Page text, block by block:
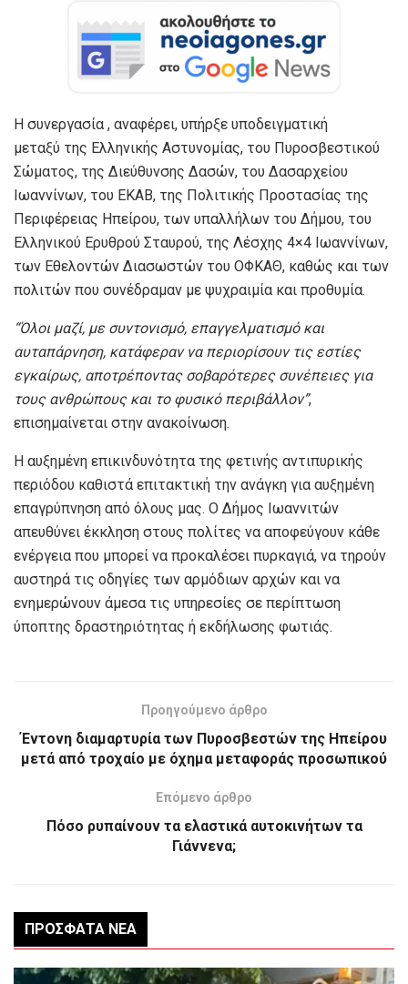
Η συνεργασία , αναφέρει, υπήρξε υποδειγματική
μεταξύ της Ελληνικής Αστυνομίας, του Πυροσβεστικού
Σώματος, της Διεύθυνσης Δασών, του Δασαρχείου
Ιωαννίνων, του ΕΚΑΒ, της Πολιτικής Προστασίας της
Περιφέρειας Ηπείρου, των υπαλλήλων του Δήμου, του
Ελληνικού Ερυθρού Σταυρού, της Λέσχης 4×4 Ιωαννίνων,
των Εθελοντών Διασωστών του ΟΦΚΑΘ, καθώς και των
πολιτών που συνέδραμαν με ψυχραιμία και προθυμία.
“Όλοι μαζί, με συντονισμό, επαγγελματισμό και
αυταπάρνηση, κατάφεραν να περιορίσουν τις εστίες
εγκαίρως, αποτρέποντας σοβαρότερες συνέπειες για
τους ανθρώπους και το φυσικό περιβάλλον”,
επισημαίνεται στην ανακοίνωση.
Η αυξημένη επικινδυνότητα της φετινής αντιπυρικής
περιόδου καθιστά επιτακτική την ανάγκη για αυξημένη
επαγρύπνηση από όλους μας. Ο Δήμος Ιωαννιτών
απευθύνει έκκληση στους πολίτες να αποφεύγουν κάθε
ενέργεια που μπορεί να προκαλέσει πυρκαγιά, να τηρούν
αυστηρά τις οδηγίες των αρμόδιων αρχών και να
ενημερώνουν άμεσα τις υπηρεσίες σε περίπτωση
ύποπτης δραστηριότητας ή εκδήλωσης φωτιάς.
Προηγούμενο άρθρο
Έντονη διαμαρτυρία των Πυροσβεστών της Ηπείρου
μετά από τροχαίο με όχημα μεταφοράς προσωπικού
Επόμενο άρθρο
Πόσο ρυπαίνουν τα ελαστικά αυτοκινήτων τα
Γιάννενα;
ΠΡΌΣΦΑΤΑ ΝΈΑ